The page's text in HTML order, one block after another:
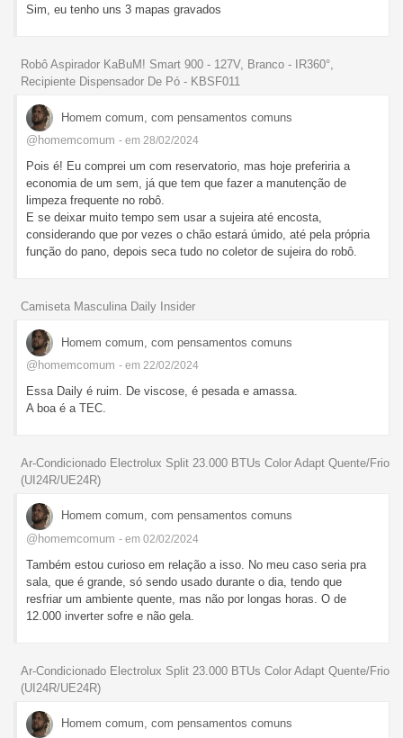
Sim, eu tenho uns 3 mapas gravados
Robô Aspirador KaBuM! Smart 900 - 127V, Branco - IR360°,
Recipiente Dispensador De Pó - KBSF011
Homem comum, com pensamentos comuns
@homemcomum - em 28/02/2024
Pois é! Eu comprei um com reservatorio, mas hoje preferiria a
economia de um sem, já que tem que fazer a manutenção de
limpeza frequente no robô.
E se deixar muito tempo sem usar a sujeira até encosta,
considerando que por vezes o chão estará úmido, até pela própria
função do pano, depois seca tudo no coletor de sujeira do robô.
Camiseta Masculina Daily Insider
Homem comum, com pensamentos comuns
@homemcomum - em 22/02/2024
Essa Daily é ruim. De viscose, é pesada e amassa.
A boa é a TEC.
Ar-Condicionado Electrolux Split 23.000 BTUs Color Adapt Quente/Frio
(UI24R/UE24R)
Homem comum, com pensamentos comuns
@homemcomum - em 02/02/2024
Também estou curioso em relação a isso. No meu caso seria pra
sala, que é grande, só sendo usado durante o dia, tendo que
resfriar um ambiente quente, mas não por longas horas. O de
12.000 inverter sofre e não gela.
Ar-Condicionado Electrolux Split 23.000 BTUs Color Adapt Quente/Frio
(UI24R/UE24R)
Homem comum, com pensamentos comuns